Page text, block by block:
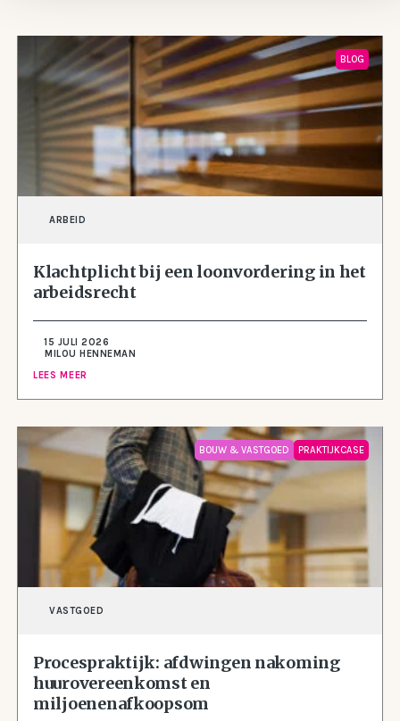
BLOG
ARBEID
Klachtplicht bij een loonvordering in het
arbeidsrecht
15 JULI 2026
MILOU HENNEMAN
LEES MEER
BOUW & VASTGOED PRAKTIJKCASE
VASTGOED
Procespraktijk: afdwingen nakoming
huurovereenkomst en
miljoenenafkoopsom